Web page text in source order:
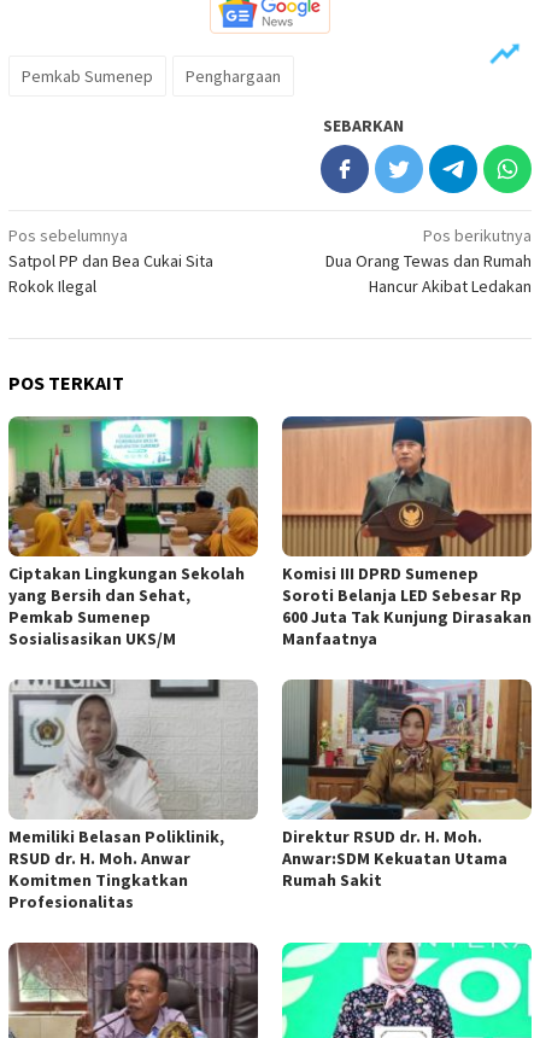
Pemkab Sumenep Penghargaan
SEBARKAN
Navigasi
pos
Pos sebelumnya
Satpol PP dan Bea Cukai Sita
Rokok Ilegal
Pos berikutnya
Dua Orang Tewas dan Rumah
Hancur Akibat Ledakan
POS TERKAIT
Ciptakan Lingkungan Sekolah
yang Bersih dan Sehat,
Pemkab Sumenep
Sosialisasikan UKS/M
Komisi III DPRD Sumenep
Soroti Belanja LED Sebesar Rp
600 Juta Tak Kunjung Dirasakan
Manfaatnya
Memiliki Belasan Poliklinik,
RSUD dr. H. Moh. Anwar
Komitmen Tingkatkan
Profesionalitas
Direktur RSUD dr. H. Moh.
Anwar:SDM Kekuatan Utama
Rumah Sakit